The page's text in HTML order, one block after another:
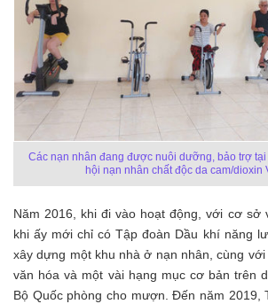
Các nạn nhân đang được nuôi dưỡng, bảo trợ
hội nạn nhân chất độc da cam/dioxin
Năm 2016, khi đi vào hoạt động, với cơ sở
khi ấy mới chỉ có Tập đoàn Dầu khí năng
xây dựng một khu nhà ở nạn nhân, cùng
văn hóa và một vài hạng mục cơ bản trên
Bộ Quốc phòng cho mượn. Đến năm 2019,